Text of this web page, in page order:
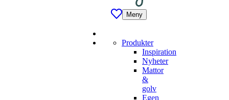
Meny
Produkter
Inspiration
Nyheter
Mattor
&
golv
Egen